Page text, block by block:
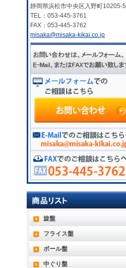
静岡県浜松市中央区入野町10205-5
TEL：053-445-3761
FAX：053-445-3762
misaka@misaka-kikai.co.jp
旋盤
フライス盤
ボール盤
中ぐり盤